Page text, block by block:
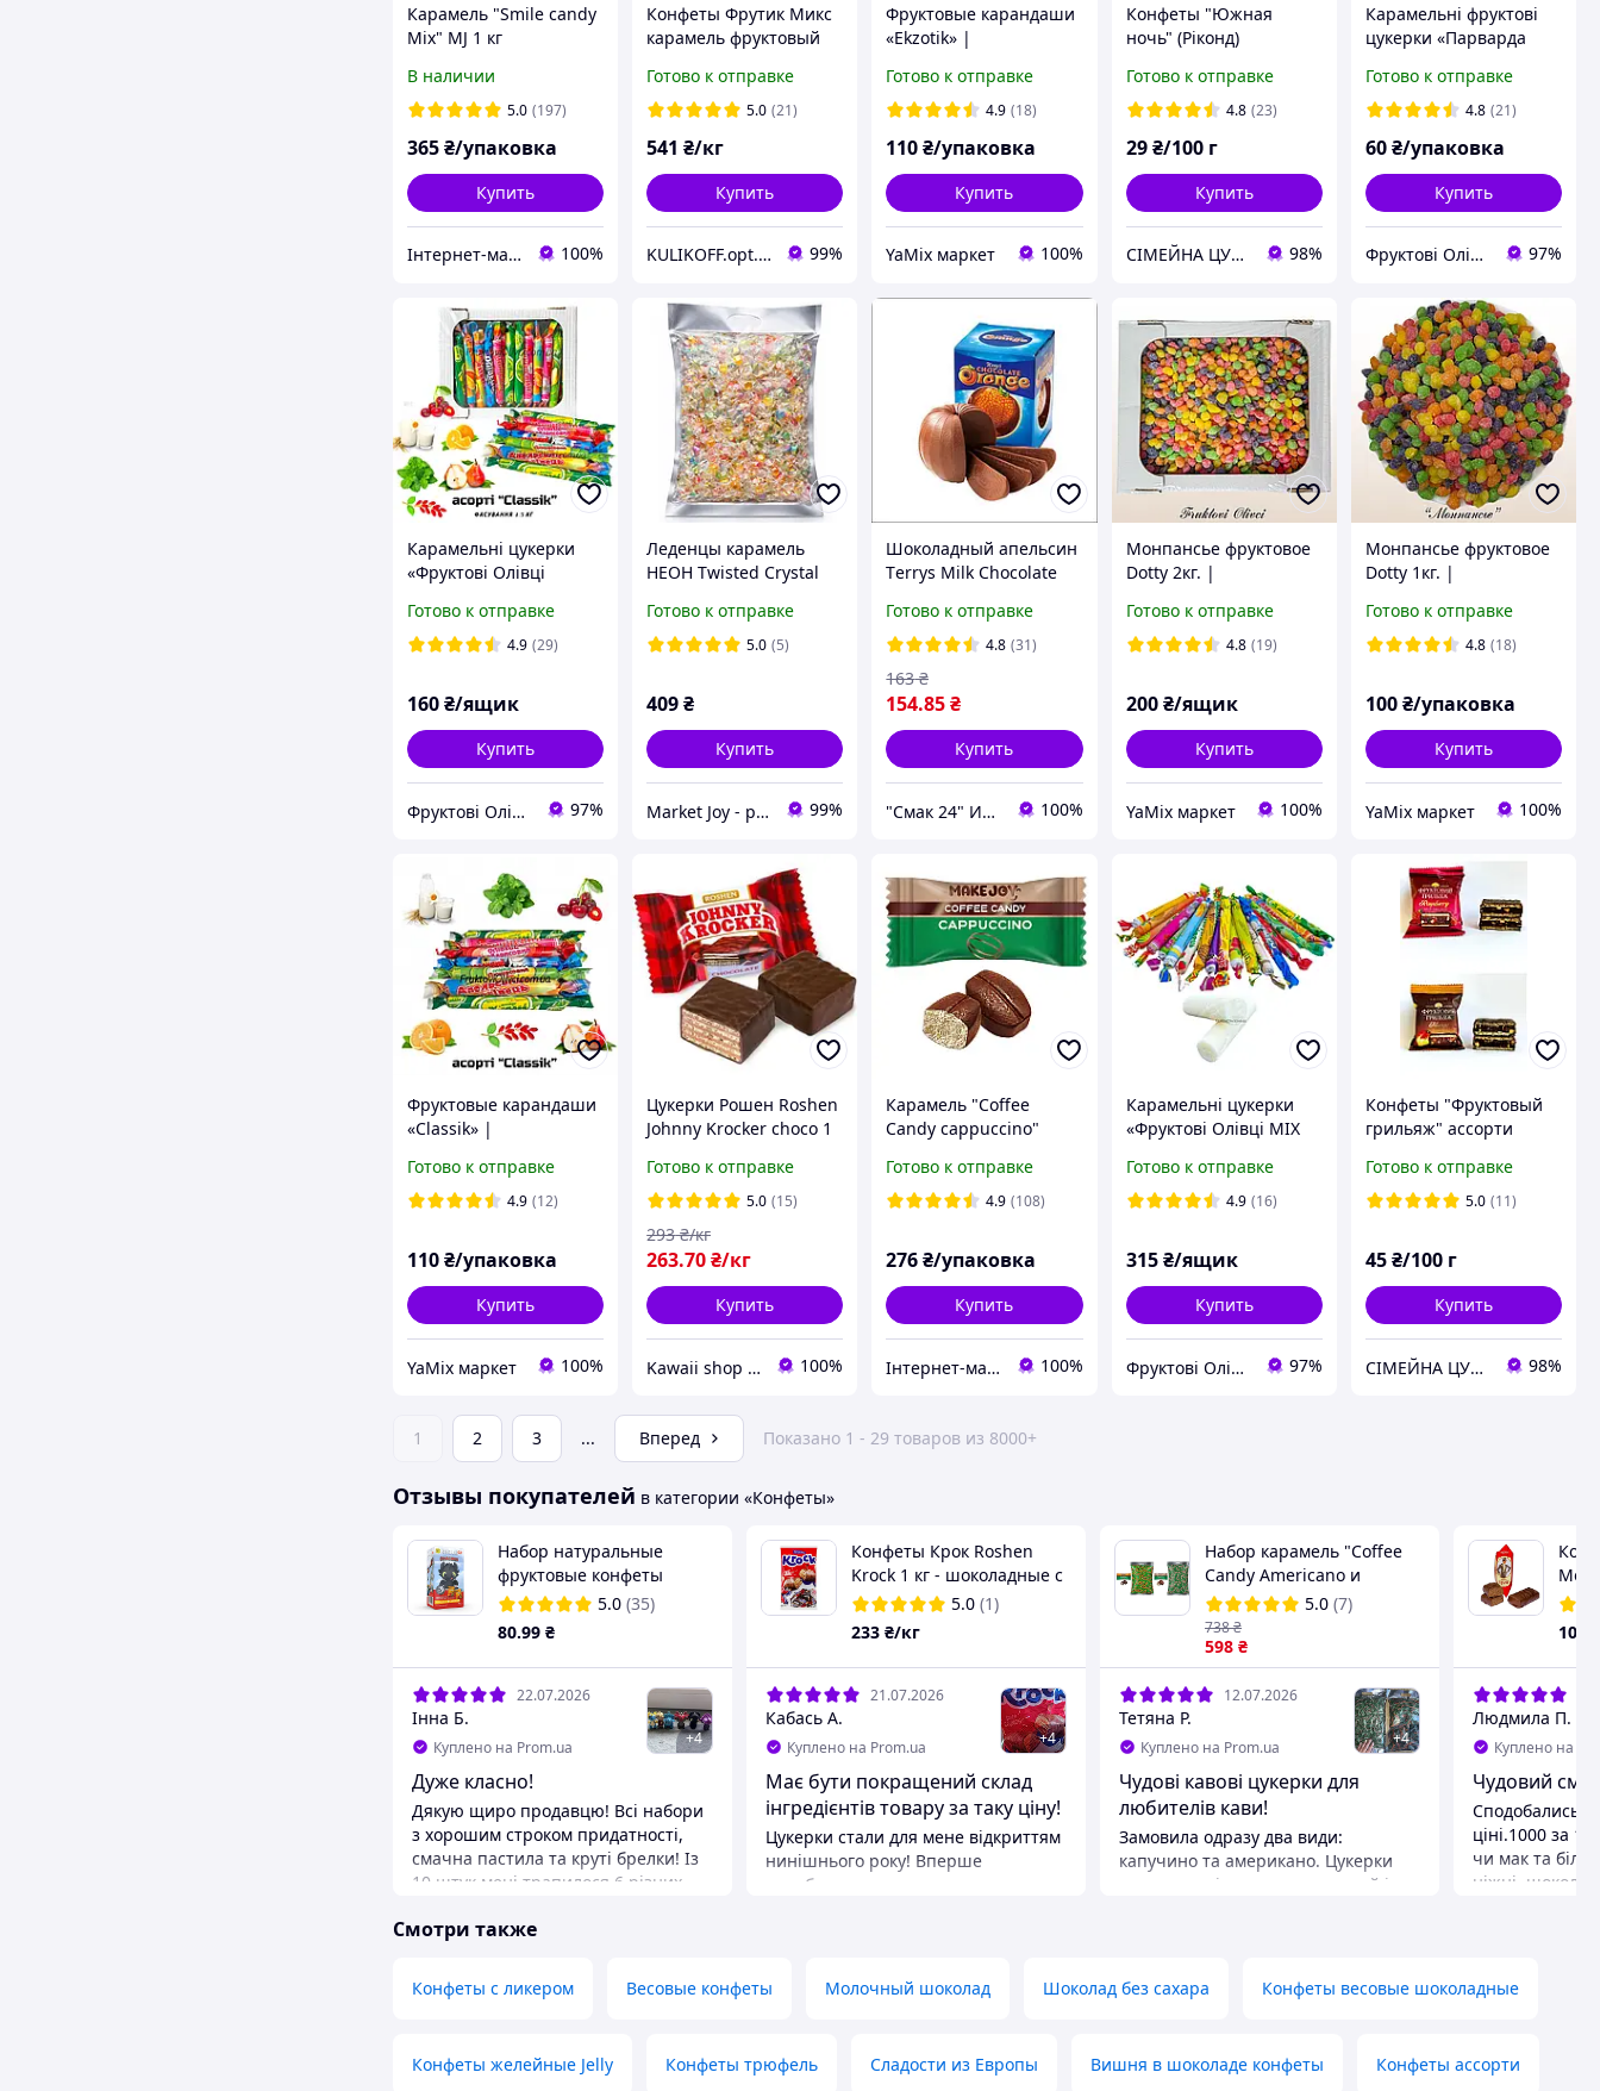
Карамель "Smile candy
Mix" MJ 1 кг
виробництва тм Make
Joy (льодяники смайлик
В наличии
5.0 (197)
365₴/упаковка
Купить
Інтернет-магазин солодощів "Candy joy" 100%
Конфеты Фрутик Микс
карамель фруктовый
Готово к отправке
5.0 (21)
541 ₴/кг
Купить
KULIKOFF.opt.shop 99%
Фруктовые карандаши
«Ekzotik» |
с экзотическими
вкусами |
FruktoviOlivci
Готово к отправке
4.9 (18)
110₴/упаковка
Купить
YaMix маркет 100%
Конфеты "Южная
ночь" (Ріконд)
Готово к отправке
4.8 (23)
29 ₴/100 г
Купить
СІМЕЙНА ЦУКЕРНЯ 98%
Карамельні фруктові
цукерки «Парварда
виробника 500г.
фасовка пакет
Готово к отправке
4.8 (21)
60₴/упаковка
Купить
Фруктові Олівці 97%
Карамельні цукерки
«Фруктові Олівці
1.5кг. ящик екран
Готово к отправке
4.9 (29)
160₴/ящик
Купить
Фруктові Олівці 97%
Леденцы карамель
НЕОН Twisted Crystal
Готово к отправке
5.0 (5)
409₴
Купить
Market Joy - радость в каждой покупке! 99%
Шоколадный апельсин
Тerrys Milk Chocolate
Готово к отправке
4.8 (31)
154.85₴
163 ₴
Купить
"Смак 24" Интернет-магазин 100%
Монпансье фруктовое
Dotty 2кг. |
в сахарной посыпке |
Опт от производителя
Готово к отправке
4.8 (19)
200 ₴/ящик
Купить
YaMix маркет 100%
Монпансье фруктовое
Dotty 1кг. |
в сахарной посыпке |
Опт от производителя
Готово к отправке
4.8 (18)
100₴/упаковка
Купить
YaMix маркет 100%
Фруктовые карандаши
«Classik» |
6 вкусов без
красителей |
FruktoviOlivci
Готово к отправке
4.9 (12)
110₴/упаковка
Купить
YaMix маркет 100%
Цукерки Рошен Roshen
Johnny Krocker choco 1
Готово к отправке
5.0 (15)
263.70₴/кг
293 ₴/кг
Купить
Kawaii shop інтернет магазин 100%
Карамель "Coffee
Candy cappuccino"
кофеином Make Joy 500
г
Готово к отправке
4.9 (108)
276₴/упаковка
Купить
Інтернет-магазин солодощів "Candy joy" 100%
Карамельні цукерки
«Фруктові Олівці MIX
виробника
Готово к отправке
4.9 (16)
315 ₴/ящик
Купить
Фруктові Олівці 97%
Конфеты "Фруктовый
грильяж" ассорти
Готово к отправке
5.0 (11)
45₴/100 г
Купить
СІМЕЙНА ЦУКЕРНЯ 98%
1 2 3 ... Вперед Показано 1 - 29 товаров из 8000+
Отзывы покупателей в категории «Конфеты»
Набор натуральные
фруктовые конфеты
Улитка Боб "Манго" и
игрушка, Драконы, 20г
5.0 (35)
80.99 ₴
22.07.2026
Інна Б.
Куплено на Prom.ua +4
Дуже класно!
Дякую щиро продавцю! Всі набори
з хорошим строком придатності,
смачна пастила та круті брелки! Із
10 штук мені трапилося 6 різних
дуже потішило. Упаковка була
чудовому стані. Замовлення
відправили дуже швидко, доставка
Окремо хочу відзначити продавця
Конфеты Крок Roshen
Krock 1 кг - шоколадные с
арахисовой пастой
5.0 (1)
233 ₴/кг
21.07.2026
Кабась А.
Куплено на Prom.ua +4
Має бути покращений склад
інгредієнтів товару за таку ціну!
Цукерки стали для мене відкриттям
нинішнього року! Вперше
спробувавши цю смакоту, виникає
залишає тільки приємні враження.
Рука тягнеться до нової порції
наявність пальмової олії. Бо за таку
Набор карамель "Coffee
Candy Americano и
Cappuccino" 1000 гр.( 2
пач*500 г.)
5.0 (7)
598 ₴
738₴
12.07.2026
Тетяна Р.
Куплено на Prom.ua +4
Чудові кавові цукерки для
любителів кави!
Замовила одразу два види:
капучино та американо. Цукерки
дуже смачні, мають насичений і
«Американо» — більш міцна, з
приємною гірчинкою. Пачки
індивідуальне пакування кожної
100
Людмила П.
Куплено на
Чудовий смак
Сподобались
ціні.1000 за
чи мак та
ніжні
вкриті шаром
коньяку, яка
Смотри также
Конфеты с ликером Весовые конфеты Молочный шоколад Шоколад без сахара Конфеты весовые шоколадные
Конфеты желейные Jelly Конфеты трюфель Сладости из Европы Вишня в шоколаде конфеты Конфеты ассорти